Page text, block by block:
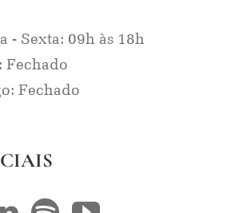
- Sexta: 09h às 18h
Fechado
Fechado